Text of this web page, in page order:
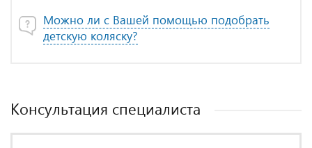
Можно ли с Вашей помощью подобрать
детскую коляску?
Консультация специалиста